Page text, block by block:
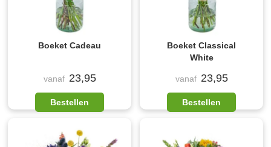
Boeket Cadeau
vanaf 23,95
Bestellen
Boeket Classical
White
vanaf 23,95
Bestellen